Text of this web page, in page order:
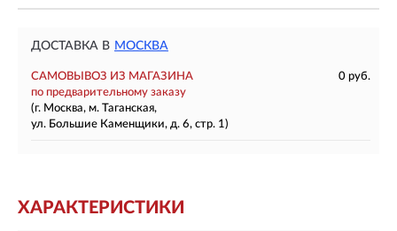
ДОСТАВКА В МОСКВА
САМОВЫВОЗ ИЗ МАГАЗИНА
0 руб.
по предварительному заказу
(г. Москва, м. Таганская,
ул. Большие Каменщики, д. 6, стр. 1)
ХАРАКТЕРИСТИКИ